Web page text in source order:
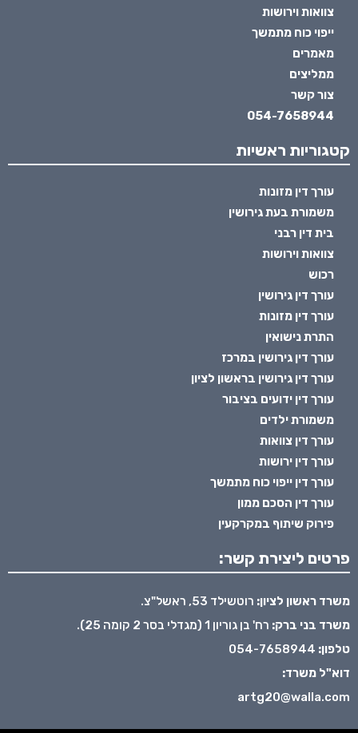
צוואות וירושות
ייפוי כוח מתמשך
מאמרים
ממליצים
צור קשר
054-7658944
קטגוריות ראשיות
עורך דין מזונות
משמורת בעת גירושין
בית דין רבני
צוואות וירושות
רכוש
עורך דין גירושין
עורך דין מזונות
התרת נישואין
עורך דין גירושין במרכז
עורך דין גירושין בראשון לציון
עורך דין ידועים בציבור
משמורת ילדים
עורך דין צוואות
עורך דין ירושות
עורך דין ייפוי כוח מתמשך
עורך דין הסכם ממון
פירוק שיתוף במקרקעין
פרטים ליצירת קשר:
משרד ראשון לציון: רוטשילד 53, ראשל"צ.
משרד בני ברק: רח' בן גוריון 1 (מגדלי בסר 2 קומה 25).
טלפון: 054-7658944
דוא"ל משרד:
artg20@walla.com